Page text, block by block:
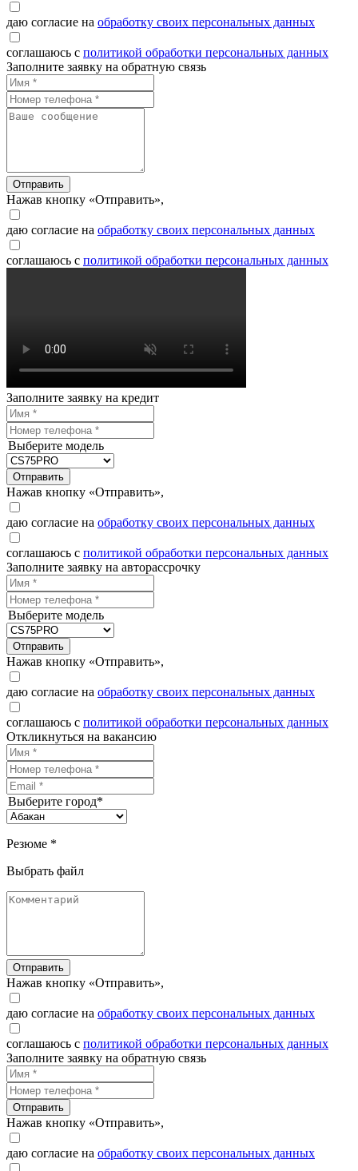
даю согласие на обработку своих персональных данных
соглашаюсь с политикой обработки персональных данных
Заполните заявку на обратную связь
Отправить
Нажав кнопку «Отправить»,
даю согласие на обработку своих персональных данных
соглашаюсь с политикой обработки персональных данных
Заполните заявку на кредит
Выберите модель
Отправить
Нажав кнопку «Отправить»,
даю согласие на обработку своих персональных данных
соглашаюсь с политикой обработки персональных данных
Заполните заявку на авторассрочку
Выберите модель
Отправить
Нажав кнопку «Отправить»,
даю согласие на обработку своих персональных данных
соглашаюсь с политикой обработки персональных данных
Откликнуться на вакансию
Выберите город*
Резюме *
Выбрать файл
Отправить
Нажав кнопку «Отправить»,
даю согласие на обработку своих персональных данных
соглашаюсь с политикой обработки персональных данных
Заполните заявку на обратную связь
Отправить
Нажав кнопку «Отправить»,
даю согласие на обработку своих персональных данных